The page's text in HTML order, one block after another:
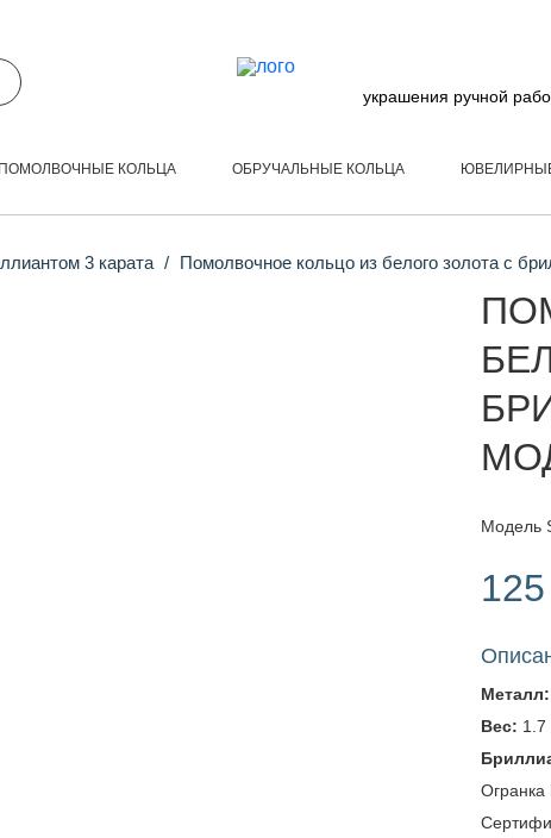
украшения ручной
ПОМОЛВОЧНЫЕ КОЛЬЦА ОБРУЧАЛЬНЫЕ КОЛЬЦА
3 карата Помолвочное кольцо из белого золота с
Модель
Металл:
Вес: 1.7
Огранка